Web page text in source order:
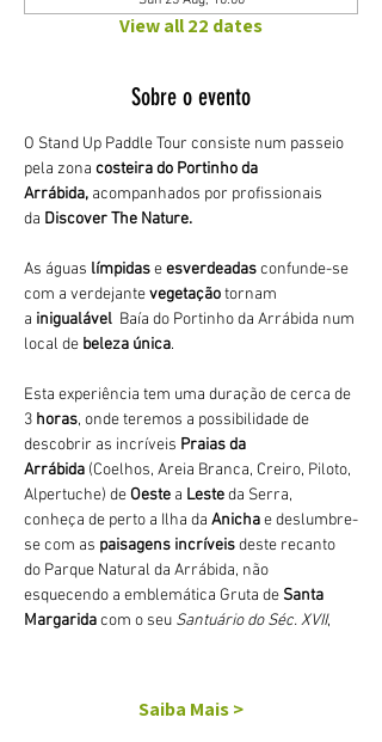
View all 22 dates
Sobre o evento
O Stand Up Paddle Tour consiste num passeio
pela zona costeira do Portinho da
Arrábida, acompanhados por profissionais
da Discover The Nature.
As águas límpidas e esverdeadas confunde-se
com a verdejante vegetação tornam
a inigualável Baía do Portinho da Arrábida num
local de beleza única.
Esta experiência tem uma duração de cerca de
3 horas, onde teremos a possibilidade de
descobrir as incríveis Praias da
Arrábida (Coelhos, Areia Branca, Creiro, Piloto,
Alpertuche) de Oeste a Leste da Serra,
conheça de perto a Ilha da Anicha e deslumbre-
se com as paisagens incríveis deste recanto
do Parque Natural da Arrábida, não
esquecendo a emblemática Gruta de Santa
Margarida com o seu Santuário do Séc. XVII,
Saiba Mais >